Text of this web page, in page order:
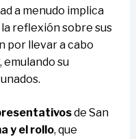
a menudo implica
reflexión sobre sus
por llevar a cabo
emulando su
de San
y el rollo, que